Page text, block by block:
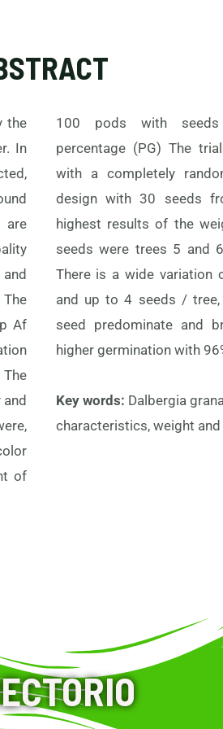
the
In
are
Af
of
g).
3
higher germination with
Key words: Dalbergia
characteristics, weight